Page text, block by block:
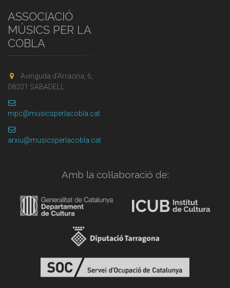
ASSOCIACIÓ
MÚSICS PER LA
COBLA
Avinguda d'Arraona, 6,
08201 SABADELL
mpc@musicsperlacobla.cat
arxiu@musicsperlacobla.cat
Amb la col·laboració de: